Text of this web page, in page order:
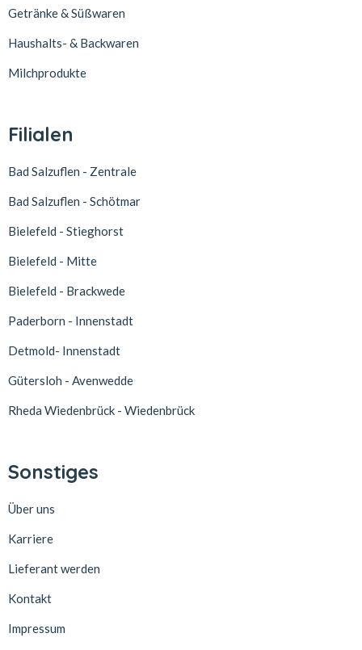
Getränke & Süßwaren
Haushalts- & Backwaren
Milchprodukte
Filialen
Bad Salzuflen - Zentrale
Bad Salzuflen - Schötmar
Bielefeld - Stieghorst
Bielefeld - Mitte
Bielefeld - Brackwede
Paderborn - Innenstadt
Detmold- Innenstadt
Gütersloh - Avenwedde
Rheda Wiedenbrück - Wiedenbrück
Sonstiges
Über uns
Karriere
Lieferant werden
Kontakt
Impressum